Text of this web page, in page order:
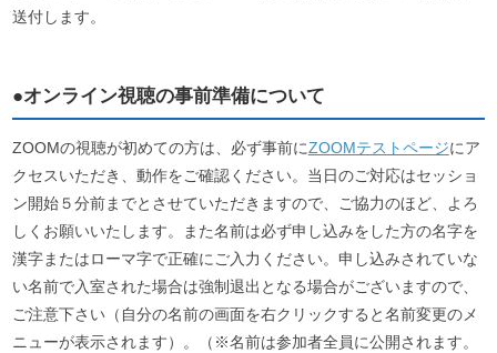
送付します。
●オンライン視聴の事前準備について
ZOOMの視聴が初めての方は、必ず事前にZOOMテストページにア
クセスいただき、動作をご確認ください。当日のご対応はセッショ
ン開始５分前までとさせていただきますので、ご協力のほど、よろ
しくお願いいたします。また名前は必ず申し込みをした方の名字を
漢字またはローマ字で正確にご入力ください。申し込みされていな
い名前で入室された場合は強制退出となる場合がございますので、
ご注意下さい（自分の名前の画面を右クリックすると名前変更のメ
ニューが表示されます）。（※名前は参加者全員に公開されます。